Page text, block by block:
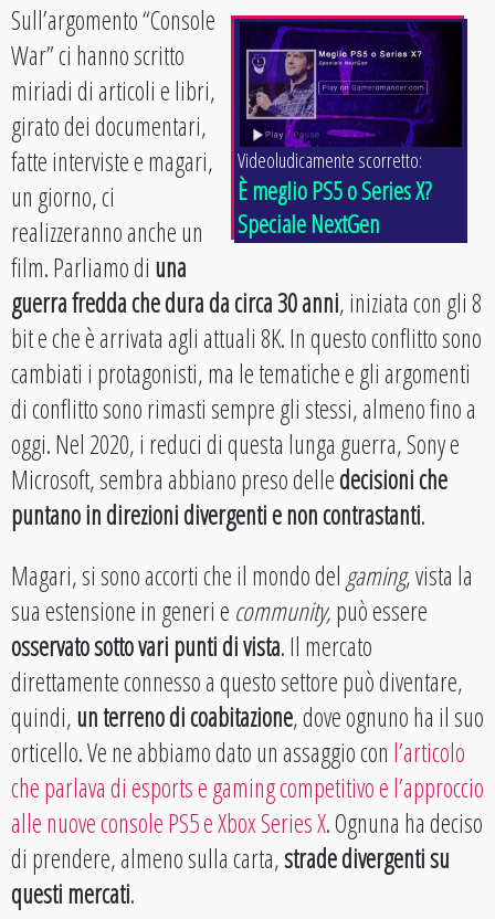
Videoludicamente scorretto:
È meglio PS5 o Series X?
Speciale NextGen
Sull’argomento “Console
War” ci hanno scritto
miriadi di articoli e libri,
girato dei documentari,
fatte interviste e magari,
un giorno, ci
realizzeranno anche un
film. Parliamo di una
guerra fredda che dura da circa 30 anni, iniziata con gli 8
bit e che è arrivata agli attuali 8K. In questo conflitto sono
cambiati i protagonisti, ma le tematiche e gli argomenti
di conflitto sono rimasti sempre gli stessi, almeno fino a
oggi. Nel 2020, i reduci di questa lunga guerra, Sony e
Microsoft, sembra abbiano preso delledecisioni che
puntano in direzioni divergenti e non contrastanti.
Magari, si sono accorti che il mondo del gaming, vista la
sua estensione in generi e community,può essere
osservato sotto vari punti di vista. Il mercato
direttamente connesso a questo settore può diventare,
quindi,un terreno di coabitazione, dove ognuno ha il suo
orticello. Ve ne abbiamo dato un assaggio con l’articolo
che parlava di esports e gaming competitivo e l’approccio
alle nuove console PS5 e Xbox Series X. Ognuna ha deciso
di prendere, almeno sulla carta,strade divergenti su
questi mercati.